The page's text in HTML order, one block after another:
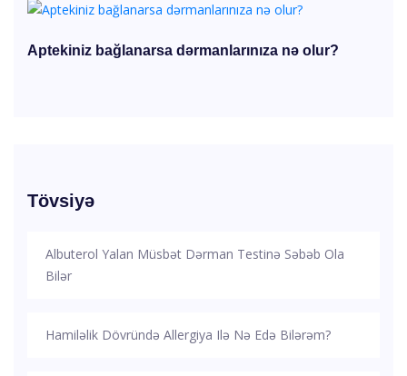
Aptekiniz bağlanarsa dərmanlarınıza nə olur?
Tövsiyə
Albuterol Yalan Müsbət Dərman Testinə Səbəb Ola
Bilər
Hamiləlik Dövründə Allergiya Ilə Nə Edə Bilərəm?